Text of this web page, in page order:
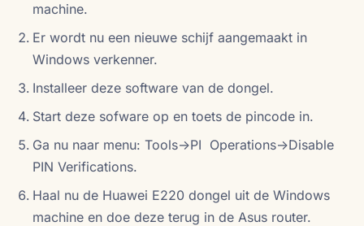
machine.
Er wordt nu een nieuwe schijf aangemaakt in
Windows verkenner.
Installeer deze software van de dongel.
Start deze sofware op en toets de pincode in.
Ga nu naar menu: Tools->PI Operations->Disable
PIN Verifications.
Haal nu de Huawei E220 dongel uit de Windows
machine en doe deze terug in de Asus router.